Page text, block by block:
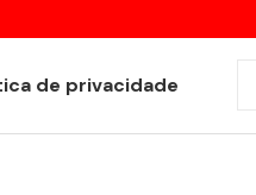
de privacidade